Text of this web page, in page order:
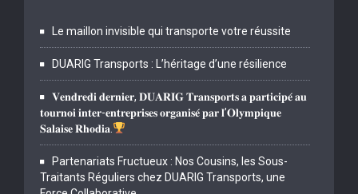
Le maillon invisible qui transporte votre réussite
DUARIG Transports : L’héritage d’une résilience
𝐕𝐞𝐧𝐝𝐫𝐞𝐝𝐢 𝐝𝐞𝐫𝐧𝐢𝐞𝐫, 𝐃𝐔𝐀𝐑𝐈𝐆 𝐓𝐫𝐚𝐧𝐬𝐩𝐨𝐫𝐭𝐬 𝐚 𝐩𝐚𝐫𝐭𝐢𝐜𝐢𝐩𝐞́ 𝐚𝐮
𝐭𝐨𝐮𝐫𝐧𝐨𝐢 𝐢𝐧𝐭𝐞𝐫-𝐞𝐧𝐭𝐫𝐞𝐩𝐫𝐢𝐬𝐞𝐬 𝐨𝐫𝐠𝐚𝐧𝐢𝐬𝐞́ 𝐩𝐚𝐫 𝐥’𝐎𝐥𝐲𝐦𝐩𝐢𝐪𝐮𝐞
𝐒𝐚𝐥𝐚𝐢𝐬𝐞 𝐑𝐡𝐨𝐝𝐢𝐚.
Partenariats Fructueux : Nos Cousins, les Sous-
Traitants Réguliers chez DUARIG Transports, une